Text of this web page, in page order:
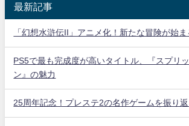
最新記事
「幻想水滸伝II」アニメ化！新たな冒険が始ま
PS5で最も完成度が高いタイトル、『スプリ
ン』の魅力
25周年記念！プレステ2の名作ゲームを振り返